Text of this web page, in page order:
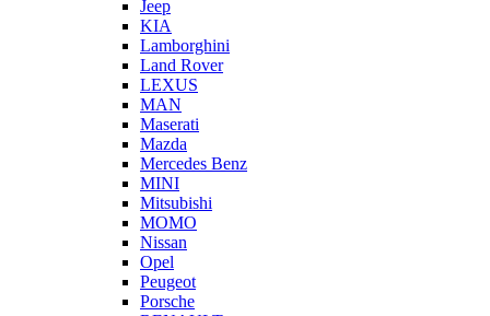
Jeep
KIA
Lamborghini
Land Rover
LEXUS
MAN
Maserati
Mazda
Mercedes Benz
MINI
Mitsubishi
MOMO
Nissan
Opel
Peugeot
Porsche